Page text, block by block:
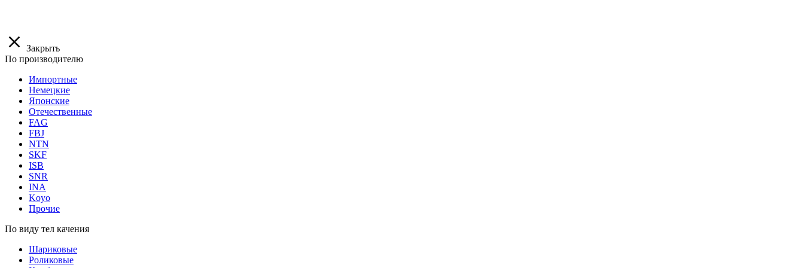
Закрыть
По производителю
Импортные
Немецкие
Японские
Отечественные
FAG
FBJ
NTN
SKF
ISB
SNR
INA
Koyo
Прочие
По виду тел качения
Шариковые
Роликовые